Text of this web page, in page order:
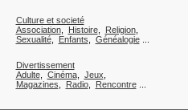
Culture et societé
Association, Histoire, Religion,
Sexualité, Enfants Généalogie...
Divertissement
Adulte, Cinéma, Jeux
Magazines
Radio, Rencontre...